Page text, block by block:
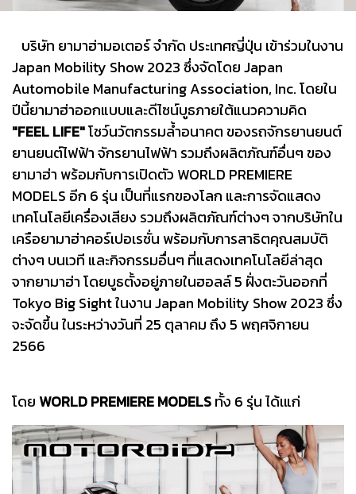
บริษัท ยามาฮ่ามอเตอร์ จำกัด ประเทศญี่ปุ่น เข้าร่วมในงาน
Japan Mobility Show 2023 ซึ่งจัดโดย Japan
Automobile Manufacturing Association, Inc. โดยใน
ปีนี้ยามาฮ่าออกแบบและดีไซน์บูธภายใต้แนวความคิด
"FEEL LIFE"โชว์นวัตกรรมล้ำอนาคต ของรถจักรยานยนต์
ยานยนต์ไฟฟ้า จักรยานไฟฟ้า รวมถึงผลิตภัณฑ์อื่นๆ ของ
ยามาฮ่า พร้อมกับการเปิดตัว WORLD PREMIERE
MODELS อีก 6 รุ่น เป็นที่แรกของโลก และการจัดแสดง
เทคโนโลยีเครื่องเสียง รวมถึงผลิตภัณฑ์ต่างๆ จากบริษัทใน
เครือยามาฮ่าคอร์เปอเรชั่น พร้อมกับการสาธิตคุณสมบัติ
ต่างๆ บนเวที และกิจกรรมอื่นๆ ที่แสดงเทคโนโลยีล่าสุด
จากยามาฮ่า โดยบูธตั้งอยู่ภายในฮอลล์ 5 ฝั่งตะวันออกที่
Tokyo Big Sight ในงาน Japan Mobility Show 2023 ซึ่ง
จะจัดขึ้น ในระหว่างวันที่ 25 ตุลาคม ถึง 5 พฤศจิกายน
2566
โดย WORLD PREMIERE MODELSทั้ง 6 รุ่น ได้เแก่